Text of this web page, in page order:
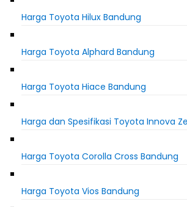
Harga Toyota Hilux Bandung
Harga Toyota Alphard Bandung
Harga Toyota Hiace Bandung
Harga dan Spesifikasi Toyota Innova
Harga Toyota Corolla Cross Bandung
Harga Toyota Vios Bandung